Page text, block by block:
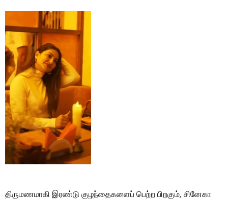
திருமணமாகி இரண்டு குழந்தைகளைப் பெற்ற பிறகும், சினேகா